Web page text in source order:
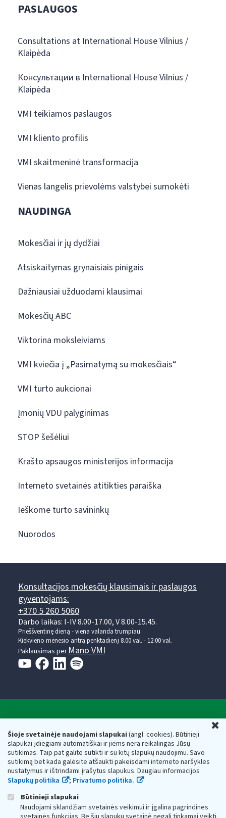
Šioje svetainėje naudojami slapukai(angl. cookies). Būtinieji
slapukai įdiegiami automatiškai ir jiems nėra reikalingas Jūsų
sutikimas. Taip pat galite sutikti ir su kitų slapukų naudojimu. Savo
sutikimą bet kada galėsite atšaukti pakeisdami interneto naršyklės
nustatymus ir ištrindami įrašytus slapukus. Daugiau informacijos
Slapukų politika
; Privatumo politika.
Būtinieji slapukai
Naudojami sklandžiam svetainės veikimui ir įgalina pagrindines
PASLAUGOS
Consultations at International House Vilnius /
Klaipėda
Консультации в International House Vilnius /
Klaipėda
VMI teikiamos paslaugos
VMI kliento profilis
VMI skaitmeninė transformacija
Vienas langelis prievolėms valstybei sumokėti
NAUDINGA
Mokesčiai ir jų dydžiai
Atsiskaitymas grynaisiais pinigais
Dažniausiai užduodami klausimai
Mokesčių ABC
Viktorina moksleiviams
VMI kviečia į „Pasimatymą su mokesčiais“
VMI turto aukcionai
Įmonių VDU palyginimas
STOP šešėliui
Krašto apsaugos ministerijos informacija
Interneto svetainės atitikties paraiška
Ieškome turto savininkų
Nuorodos
Konsultacijos mokesčių klausimais ir paslaugos
gyventojams:
+370 5 260 5060
Darbo laikas: I-IV 8.00-17.00, V 8.00-15.45.
Prieššventinę dieną - viena valanda trumpiau.
Kiekvieno mėnesio antrą penktadienį 8.00 val. - 12.00 val.
Paklausimas per Mano VMI
Respublikos finansų ministerijos
Biudžetinė įstaiga. Juridinio asmens kodas — 188659752,
adresas: Vasario 16-osios g. 14, 01107 Vilnius, Lietuva, el.paštas:
vmi@vmi.lt, E. pristatymo dėžutės adresas 188659752
Duomenys apie Valstybinę mokesčių inspekciją prie Lietuvos
Respublikos finansų ministerijos kaupiami ir saugomi Juridinių